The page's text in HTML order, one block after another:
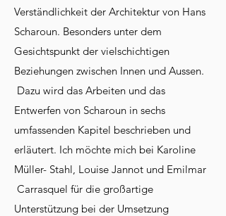
Verständlichkeit der Architektur von Hans
Scharoun. Besonders unter dem
Gesichtspunkt der vielschichtigen
Beziehungen zwischen Innen und Aussen.
Dazu wird das Arbeiten und das
Entwerfen von Scharoun in sechs
umfassenden Kapitel beschrieben und
erläutert. Ich möchte mich bei Karoline
Müller- Stahl, Louise Jannot und Emilmar
Carrasquel für die großartige
Unterstützung bei der Umsetzung